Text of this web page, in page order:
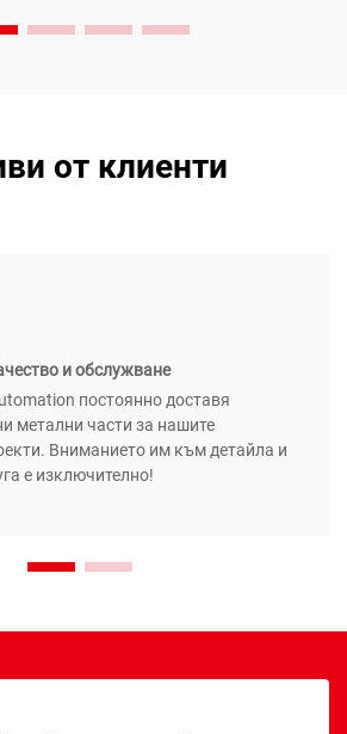
от клиенти
и обслужване
постоянно доставя
метални части за нашите
Вниманието им към детайла и
е изключително!